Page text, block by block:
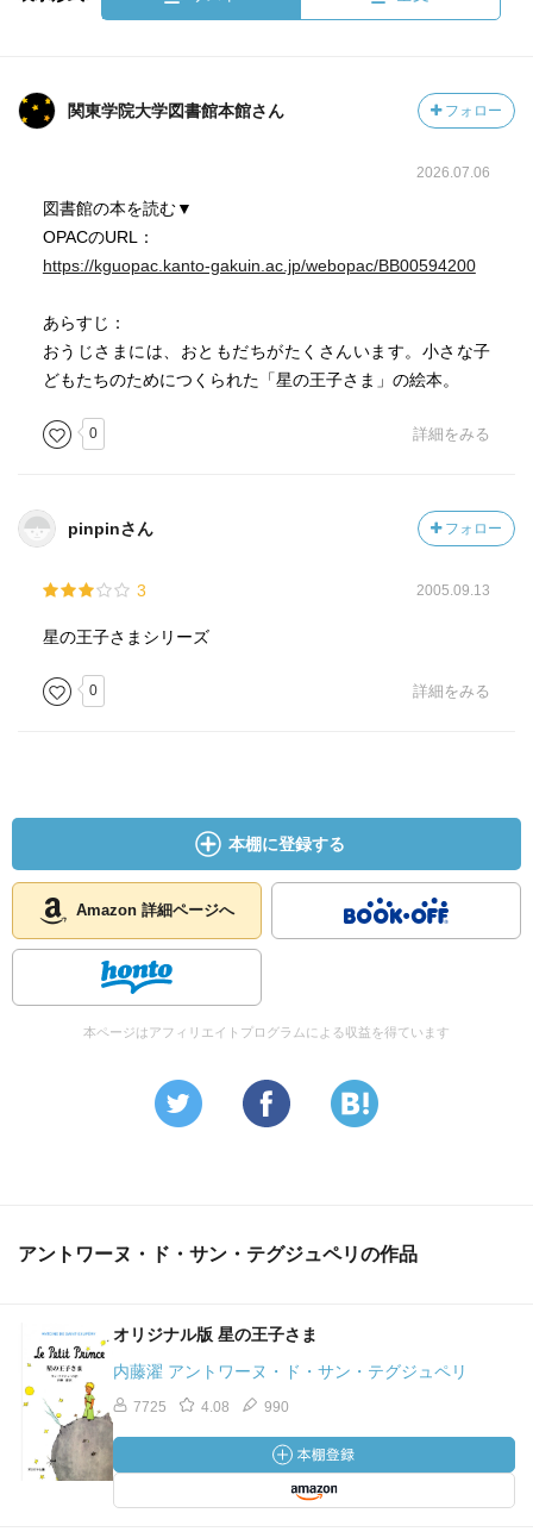
関東学院大学図書館本館さん フォロー
2026.07.06
図書館の本を読む▼
OPACのURL：
https://kguopac.kanto-gakuin.ac.jp/webopac/BB00594200
あらすじ：
おうじさまには、おともだちがたくさんいます。小さな子
どもたちのためにつくられた「星の王子さま」の絵本。
0 詳細をみる
pinpinさん フォロー
3 2005.09.13
星の王子さまシリーズ
0 詳細をみる
本棚に登録する
Amazon 詳細ページへ
本ページはアフィリエイトプログラムによる収益を得ています
アントワーヌ・ド・サン・テグジュペリの作品
オリジナル版 星の王子さま
内藤濯 アントワーヌ・ド・サン・テグジュペリ
7725 4.08 990